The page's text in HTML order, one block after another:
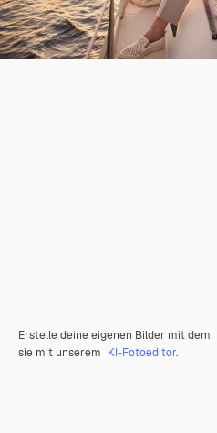
Erstelle deine eigenen Bilder mit dem
sie mit unserem KI-Fotoeditor.